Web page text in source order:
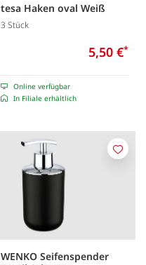
tesa Haken oval Weiß
3 Stück
5,50 €*
Online verfügbar
In Filiale erhältlich
WENKO Seifenspender